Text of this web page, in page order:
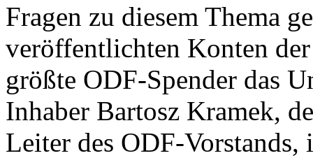
Fragen zu diesem Thema
veröffentlichten Konten
größte ODF-Spender das
Inhaber Bartosz Kramek,
Leiter des ODF-Vorstands,